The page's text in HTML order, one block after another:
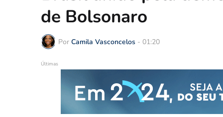
de Bolsonaro
Por Camila Vasconcelos - 01:20
Últimas